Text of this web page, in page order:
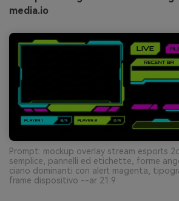
media.io
Prompt: mockup overlay stream esports
semplice, pannelli ed etichette, forme
ciano dominanti con alert magenta,
frame dispositivo --ar 21:9